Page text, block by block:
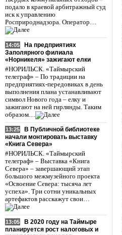
подало в краевой арбитражный суд
иск к управлению
Росприроднадзора. Оператор…
14:05
На предприятиях
Заполярного филиала
«Норникеля» зажигают елки
#НОРИЛЬСК. «Таймырский
телеграф» – По традиции на
предприятиях-передовиках в день
выполнения плана устанавливают
символ Нового года – елку и
зажигают на ней гирлянды. Таким
образом…
13:25
В Публичной библиотеке
начали монтировать выставку
«Книга Севера»
#НОРИЛЬСК. «Таймырский
телеграф» – Выставка «Книга
Севера» – завершающий этап
большого межмузейного проекта
«Освоение Севера: тысяча лет
успеха». Три сотни уникальных
артефактов расскажут свои…
13:05
В 2020 году на Таймыре
планируется рост налоговых и